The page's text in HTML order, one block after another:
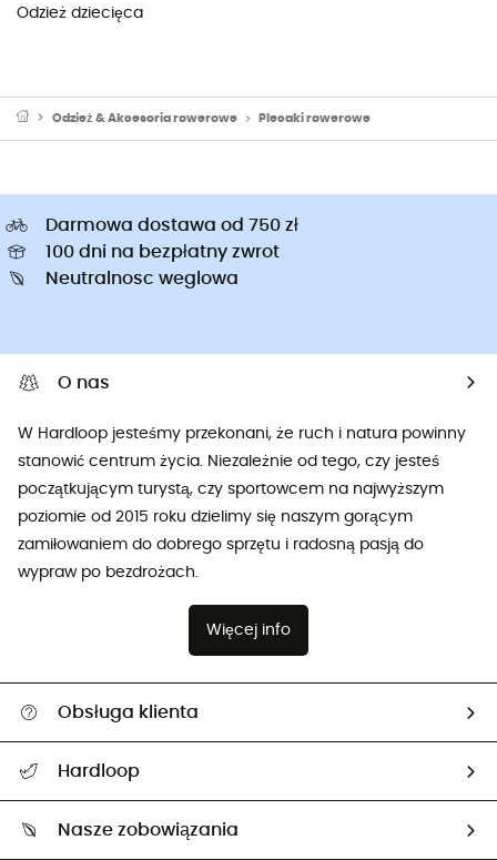
Odzież dziecięca
Odzież & Akcesoria rowerowe Plecaki rowerowe
Darmowa dostawa od 750 zł
100 dni na bezpłatny zwrot
Neutralnosc weglowa
O nas
W Hardloop jesteśmy przekonani, że ruch i natura powinny
stanowić centrum życia. Niezależnie od tego, czy jesteś
początkującym turystą, czy sportowcem na najwyższym
poziomie od 2015 roku dzielimy się naszym gorącym
zamiłowaniem do dobrego sprzętu i radosną pasją do
wypraw po bezdrożach.
Więcej info
Obsługa klienta
Zwrot artykułów i zwrot środków
Hardloop
Nasze zobowiązania